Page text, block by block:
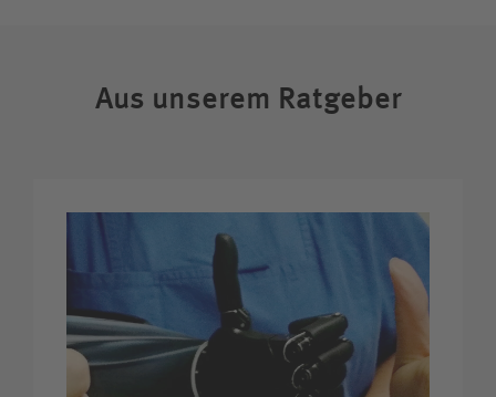
Aus unserem Ratgeber